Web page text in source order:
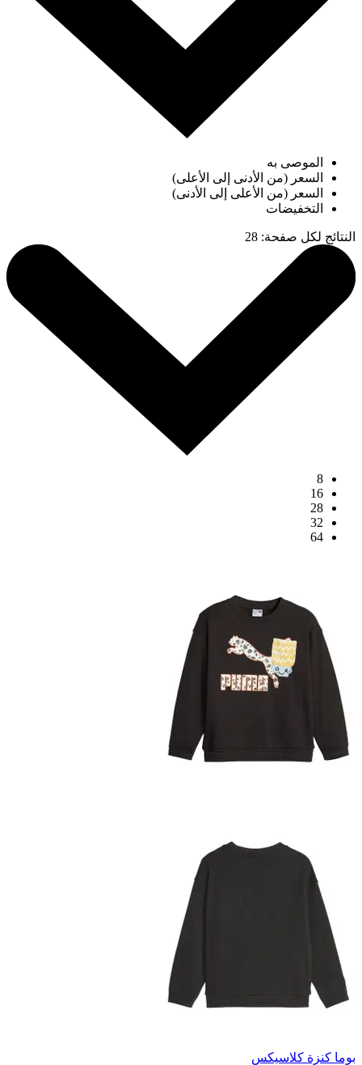
الموصى به
السعر (من الأدنى إلى الأعلى)
السعر (من الأعلى إلى الأدنى)
التخفيضات
النتائج لكل صفحة:
28
8
16
28
32
64
بوما كنزة كلاسيكس